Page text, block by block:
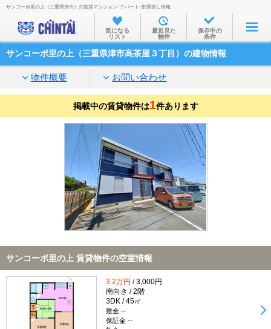
お部屋を探す
沿線・駅から
家賃相場から
通勤通学時間から
不動産会社から
TOP
サンコーポ里の上（三重県津市）の賃貸マンション･アパート･部屋探し情報
気になる
リスト
最近見た
物件
保存中の
条件
サンコーポ里の上（三重県津市高茶屋３丁目）の建物情報
物件概要 お問い合わせ
掲載中の賃貸物件は1件あります
サンコーポ里の上 賃貸物件の空室情報
3.2万円 / 3,000円
南向き / 2階
3DK / 45㎡
敷金 --
保証金 --